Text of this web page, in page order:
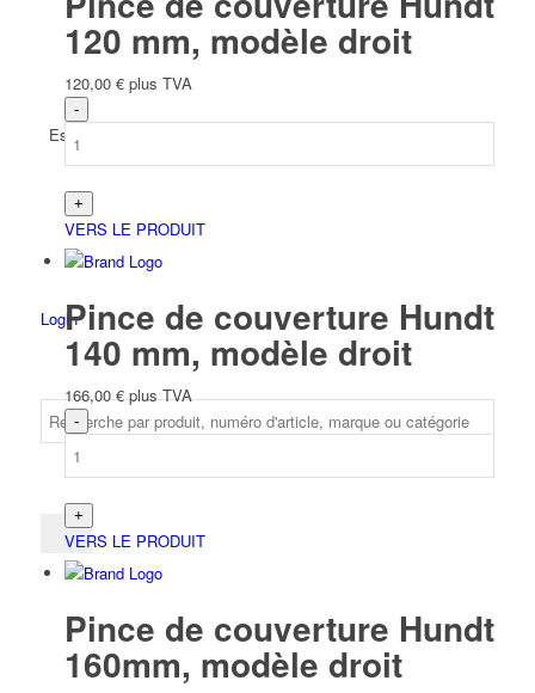
Espagnol
Login
120 mm, modèle droit
120,00 € plus TVA
VERS LE PRODUIT
Pince de couverture Hundt
140 mm, modèle droit
166,00€ plus TVA
VERS LE PRODUIT
Pince de couverture Hundt
160mm, modèle droit